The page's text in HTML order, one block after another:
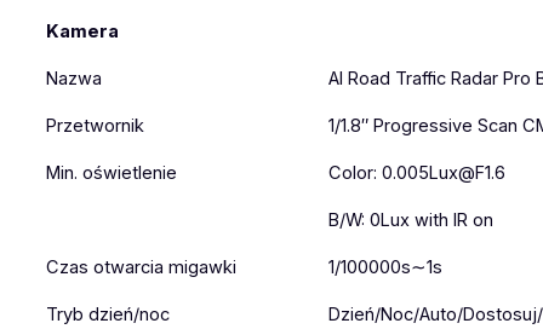
Kamera
Nazwa AI Road Traffic Radar Pro
Przetwornik 1/1.8″ Progressive Scan
Min. oświetlenie Color: 0.005Lux@F1.6
B/W: 0Lux with IR on
Czas otwarcia migawki 1/100000s∼1s
Tryb dzień/noc Dzień/Noc/Auto/